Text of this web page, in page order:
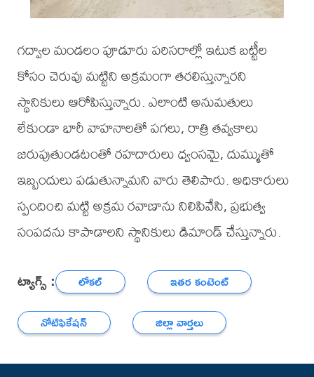
గద్వాల మండలం పూడూరు పరిసరాల్లో ఇటుక బట్టీల
కోసం చెరువు మట్టిని అక్రమంగా తరలిస్తున్నారని
స్థానికులు ఆరోపిస్తున్నారు. ఎలాంటి అనుమతులు
లేకుండా భారీ వాహనాలతో పగలు, రాత్రి తవ్వకాలు
జరుపుతుండటంతో రహదారులు ధ్వంసమై, దుమ్ముతో
ఇబ్బందులు పడుతున్నామని వారు తెలిపారు. అధికారులు
స్పందించి మట్టి అక్రమ రవాణాను నిలిపివేసి, ప్రభుత్వ
సంపదను కాపాడాలని స్థానికులు డిమాండ్ చేస్తున్నారు.
ట్యాగ్స్ : లోకల్
ఇతర కంటెంట్
నోటిఫికేషన్
జిల్లా వార్తలు